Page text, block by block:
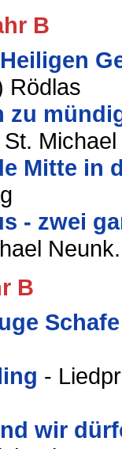
B
Rödlas
zu
Mitte in
- zwei
Neunk.
B
Schafe
-
wir